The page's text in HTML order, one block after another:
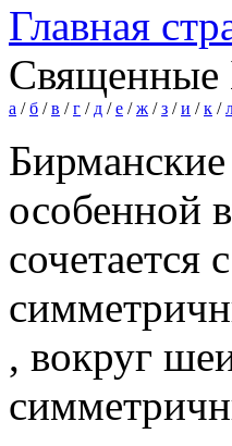
Главная
Священные
а /б /в /г / д /е /ж /з /и /к /
особенной
, вокруг